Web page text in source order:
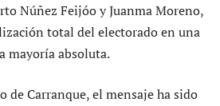
Núñez Feijóo y Juanma Moreno,
total del electorado en una
mayoría absoluta.
de Carranque, el mensaje ha sido